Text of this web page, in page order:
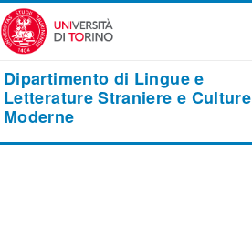
Vai al contenuto principale
Dipartimento di Lingue e
Letterature Straniere e Culture
Moderne